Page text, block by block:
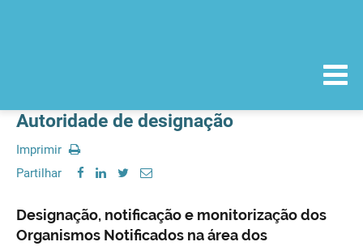
Autoridade de designação
Imprimir
Partilhar
Designação, notificação e monitorização dos
Organismos Notificados na área dos